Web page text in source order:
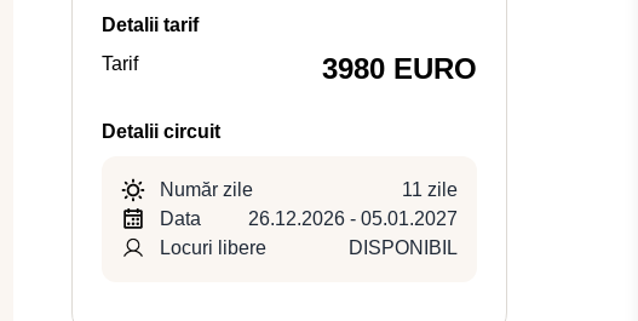
Detalii tarif
Tarif
3980 EURO
Detalii circuit
Număr zile
11 zile
Data
26.12.2026 - 05.01.2027
Locuri libere
DISPONIBIL